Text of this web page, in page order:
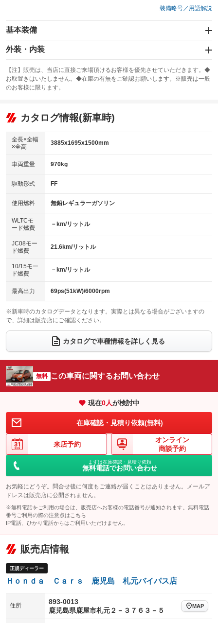
装備略号／用語解説
基本装備
エアバッグ：運転席/助手席/サイド
：装備あり
：装備なし
サンルーフ
：装備なし ABS
リフトアップ
：装備なし
：装備なし
パワーウィンドウ
アイドリングストップ
：装備あり
USB入力端子
：装備なし
100V電源
：装備なし
センターデフロック
：装備なし
電動格納ミラー
：装備なし
外装・内装
カーナビ：メモリーナビ他
：装備あり
TV：フルセグ
：装備あり
ビジュアル
：装備なし
：装備なし
革シート
キーレス
HID(キセノンライト)
：装備なし
バックカメラ
：装備あり
エアロ
：装備なし
：装備なし
パワーシート
ベンチシート
：装備なし
チップアップシート
：装備なし
：装備なし ：装備なし
ウォークスルー
：装備なし
電動リアゲート フロントカメラ
：装備なし
：装備なし ：装備なし
サイドカメラ
：装備なし ルーフレール
：装備なし
：装備なし
：装備なし
【注】販売は、当店に直接ご来場頂けるお客様を優先させていただきます。◆
お取置きはいたしません。◆在庫の有無をご確認お願いします。※販売は一般
のお客様に限ります。
カタログ情報(新車時)
全長×全幅
×全高
3885x1695x1500mm
車両重量 970kg
駆動形式 FF
使用燃料 無鉛レギュラーガソリン
WLTCモ
ード燃費
－km/リットル
JC08モー
ド燃費
21.6km/リットル
10/15モー
ド燃費
－km/リットル
最高出力 69ps(51kW)/6000rpm
※新車時のカタログデータとなります。実際とは異なる場合がございますの
で、詳細は販売店にご確認ください。
カタログで車種情報を詳しく見る
無料 この車両に関するお問い合わせ
現在0人が検討中
在庫確認・見積り依頼(無料)
来店予約
オンライン
商談予約
まずは在庫確認・見積り依頼
無料電話でお問い合わせ
お気軽にどうぞ。問合せ後に何度もご連絡が届くことはありません。メールア
ドレスは販売店に公開されません。
※無料電話をご利用の場合は、販売店へお客様の電話番号が通知されます。無料電話
番号ご利用の際の注意点は こちら
IP電話、ひかり電話からはご利用いただけません。
販売店情報
正規ディーラー
Ｈｏｎｄａ Ｃａｒｓ 鹿児島 札元バイパス店
住所
893-0013
鹿児島県鹿屋市札元２－３７６３－５
MAP